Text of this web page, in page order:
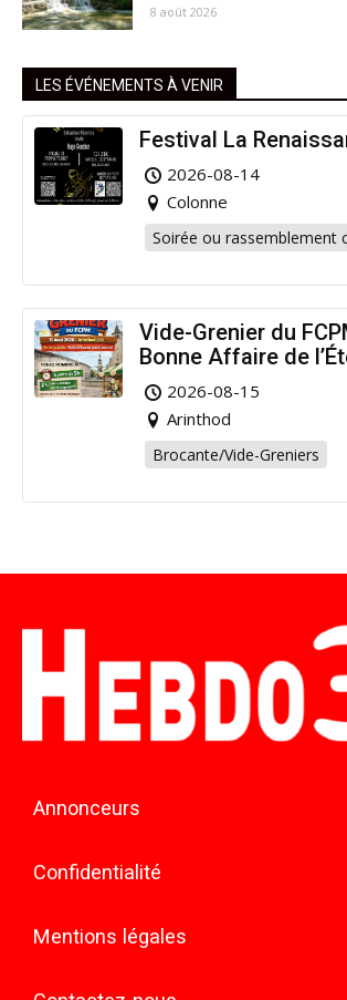
8 août 2026
LES ÉVÉNEMENTS À VENIR
Festival La
2026-08-14
Colonne
Soirée ou rassemblement
Vide-Grenier du
Bonne Affaire de
Arinthod !
2026-08-15
Arinthod
Brocante/Vide-Greniers